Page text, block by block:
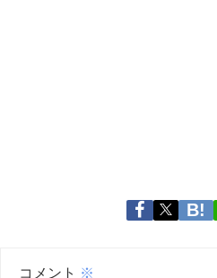
コメント ※